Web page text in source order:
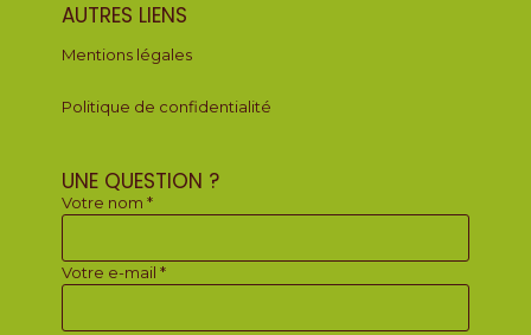
AUTRES LIENS
Mentions légales
Politique de confidentialité
UNE QUESTION ?
Votre nom *
Votre e-mail *